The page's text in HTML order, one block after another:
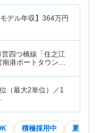
モデル年収】 364万円
営四つ橋線「住之江
港ポートタウン線
（最大2単位）／1
積極採用中 夏～秋